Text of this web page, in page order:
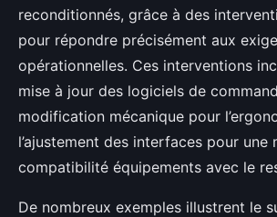
reconditionnés, grâce à des
pour répondre précisément aux
opérationnelles. Ces interventions
mise à jour des logiciels de
modification mécanique pour
l’ajustement des interfaces pour une
compatibilité équipements avec le
De nombreux exemples illustrent le